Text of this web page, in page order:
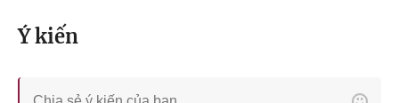
Ý kiến